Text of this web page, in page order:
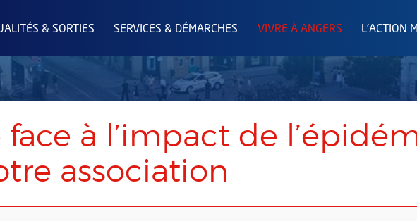
& SORTIES SERVICES & DÉMARCHES VIVRE À ANGERS L'ACTION
face à l’impact de
association